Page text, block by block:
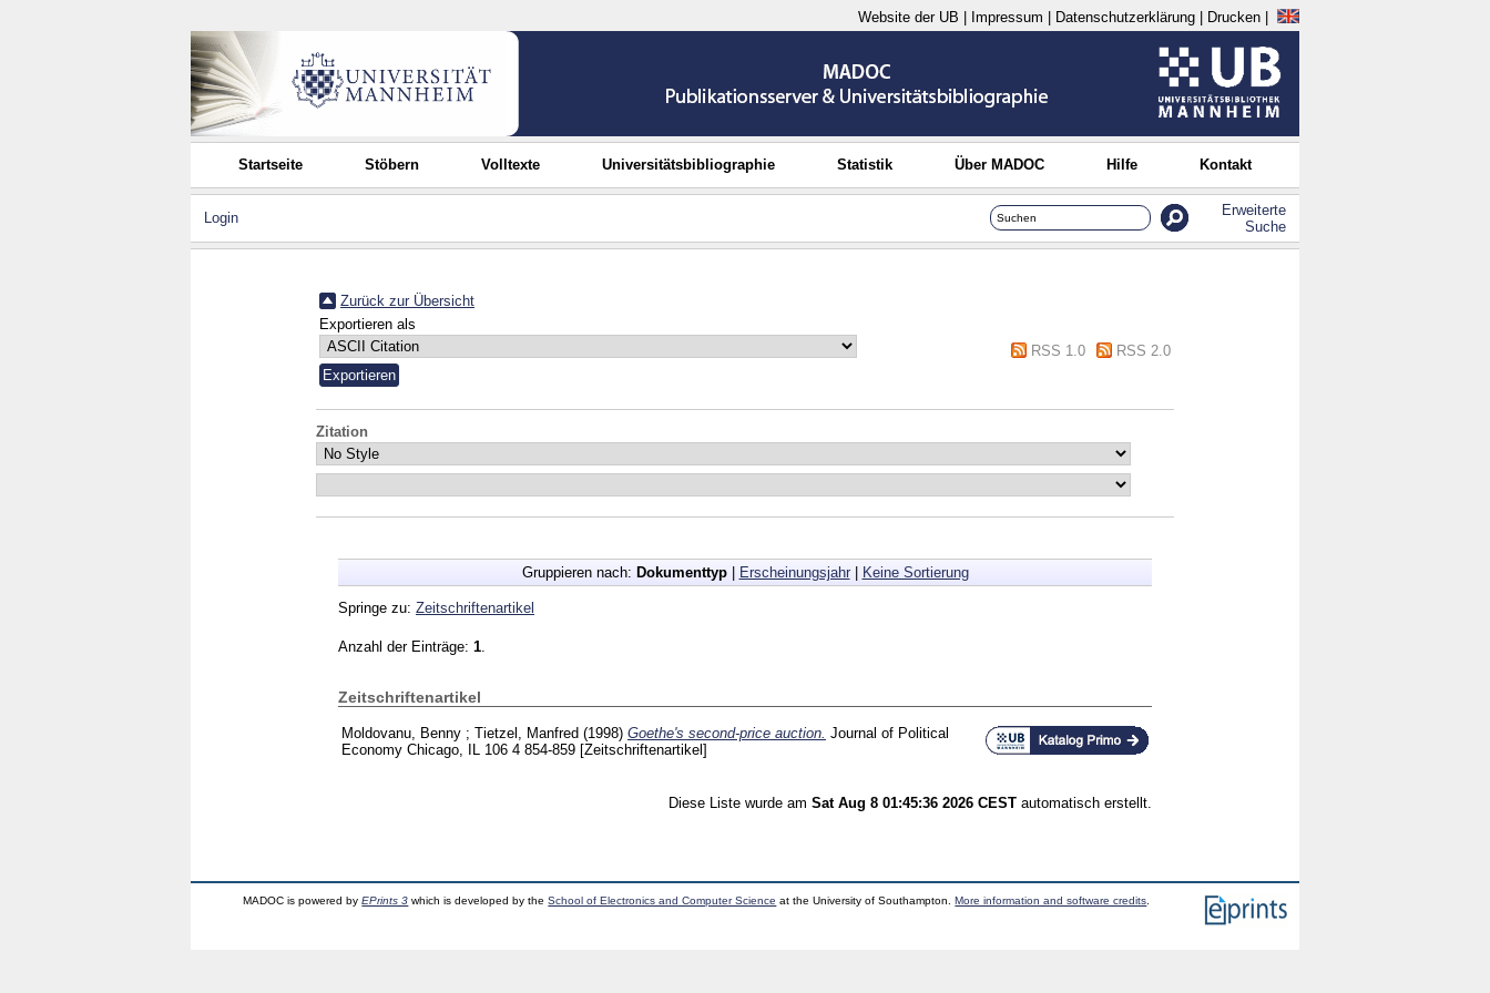
Website der UB Impressum Datenschutzerklärung Drucken
Startseite Stöbern Volltexte Universitätsbibliographie Statistik Über MADOC Hilfe Kontakt
Login
Erweiterte
Suche
Zurück zur Übersicht
Exportieren als
RSS 1.0
RSS 2.0
Zitation
Gruppieren nach: Dokumenttyp| Erscheinungsjahr| Keine Sortierung
Springe zu: Zeitschriftenartikel
Anzahl der Einträge: 1
Zeitschriftenartikel
Moldovanu, Benny ; Tietzel, Manfred (1998) Goethe's second-price auction. Journal of Political
Economy Chicago, IL 106 4 854-859 [Zeitschriftenartikel]
Diese Liste wurde am Sat Aug 8 01:45:36 2026 CEST automatisch erstellt.
MADOC is powered byEPrints 3 which is developed by theSchool of Electronics and Computer Science at the University of Southampton.More information and software credits